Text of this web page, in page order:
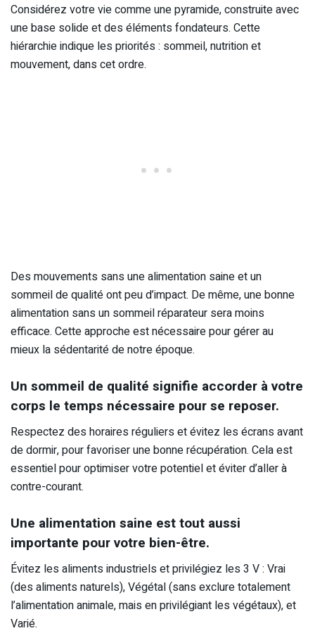
Considérez votre vie comme une pyramide, construite avec
une base solide et des éléments fondateurs. Cette
hiérarchie indique les priorités : sommeil, nutrition et
mouvement, dans cet ordre.
Des mouvements sans une alimentation saine et un
sommeil de qualité ont peu d’impact. De même, une bonne
alimentation sans un sommeil réparateur sera moins
efficace. Cette approche est nécessaire pour gérer au
mieux la sédentarité de notre époque.
Un sommeil de qualité signifie accorder à votre
corps le temps nécessaire pour se reposer.
Respectez des horaires réguliers et évitez les écrans avant
de dormir, pour favoriser une bonne récupération. Cela est
essentiel pour optimiser votre potentiel et éviter d’aller à
contre-courant.
Une alimentation saine est tout aussi
importante pour votre bien-être.
Évitez les aliments industriels et privilégiez les 3 V : Vrai
(des aliments naturels), Végétal (sans exclure totalement
l’alimentation animale, mais en privilégiant les végétaux), et
Varié.